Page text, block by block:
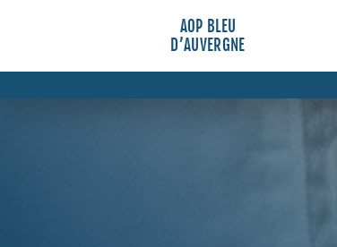
AOP BLEU
D’AUVERGNE